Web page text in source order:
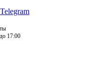
17:00